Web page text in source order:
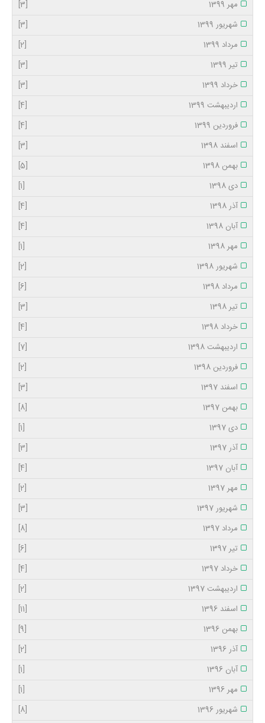
مهر 1399
[3]
شهریور 1399
[3]
مرداد 1399
[2]
تیر 1399
[3]
خرداد 1399
[3]
اردیبهشت 1399
[4]
فروردین 1399
[4]
اسفند 1398
[3]
بهمن 1398
[5]
دی 1398
[1]
آذر 1398
[4]
آبان 1398
[4]
مهر 1398
[1]
شهریور 1398
[2]
مرداد 1398
[6]
تیر 1398
[3]
خرداد 1398
[4]
اردیبهشت 1398
[7]
فروردین 1398
[2]
اسفند 1397
[3]
بهمن 1397
[8]
دی 1397
[1]
آذر 1397
[3]
آبان 1397
[4]
مهر 1397
[2]
شهریور 1397
[3]
مرداد 1397
[8]
تیر 1397
[6]
خرداد 1397
[4]
اردیبهشت 1397
[2]
اسفند 1396
[11]
بهمن 1396
[9]
آذر 1396
[2]
آبان 1396
[1]
مهر 1396
[1]
شهریور 1396
[8]